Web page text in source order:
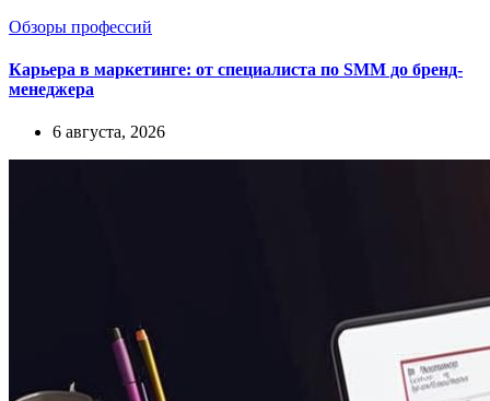
Обзоры профессий
Карьера в маркетинге: от специалиста по SMM до бренд-
менеджера
6 августа, 2026